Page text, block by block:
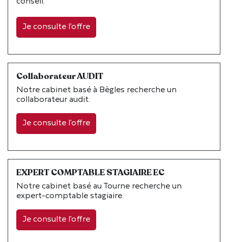
conseil.
Je consulte l'offre
Collaborateur AUDIT
Notre cabinet basé à Bègles recherche un
collaborateur audit.
Je consulte l'offre
EXPERT COMPTABLE STAGIAIRE EC
Notre cabinet basé au Tourne recherche un
expert-comptable stagiaire.
Je consulte l'offre